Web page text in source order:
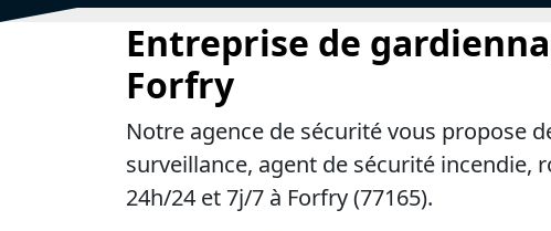
Entreprise de
Forfry
Notre agence de sécurité vous propose
surveillance, agent de sécurité incendie,
24h/24 et 7j/7 à Forfry (77165).